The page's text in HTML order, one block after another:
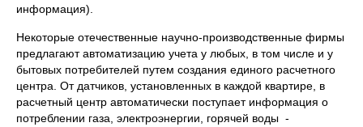
информация).
Некоторые отечественные научно-производственные фирмы
предлагают автоматизацию учета у любых, в том числе и у
бытовых потребителей путем создания единого расчетного
центра. От датчиков, установленных в каждой квартире, в
расчетный центр автоматически поступает информация о
потреблении газа, электроэнергии, горячей воды -